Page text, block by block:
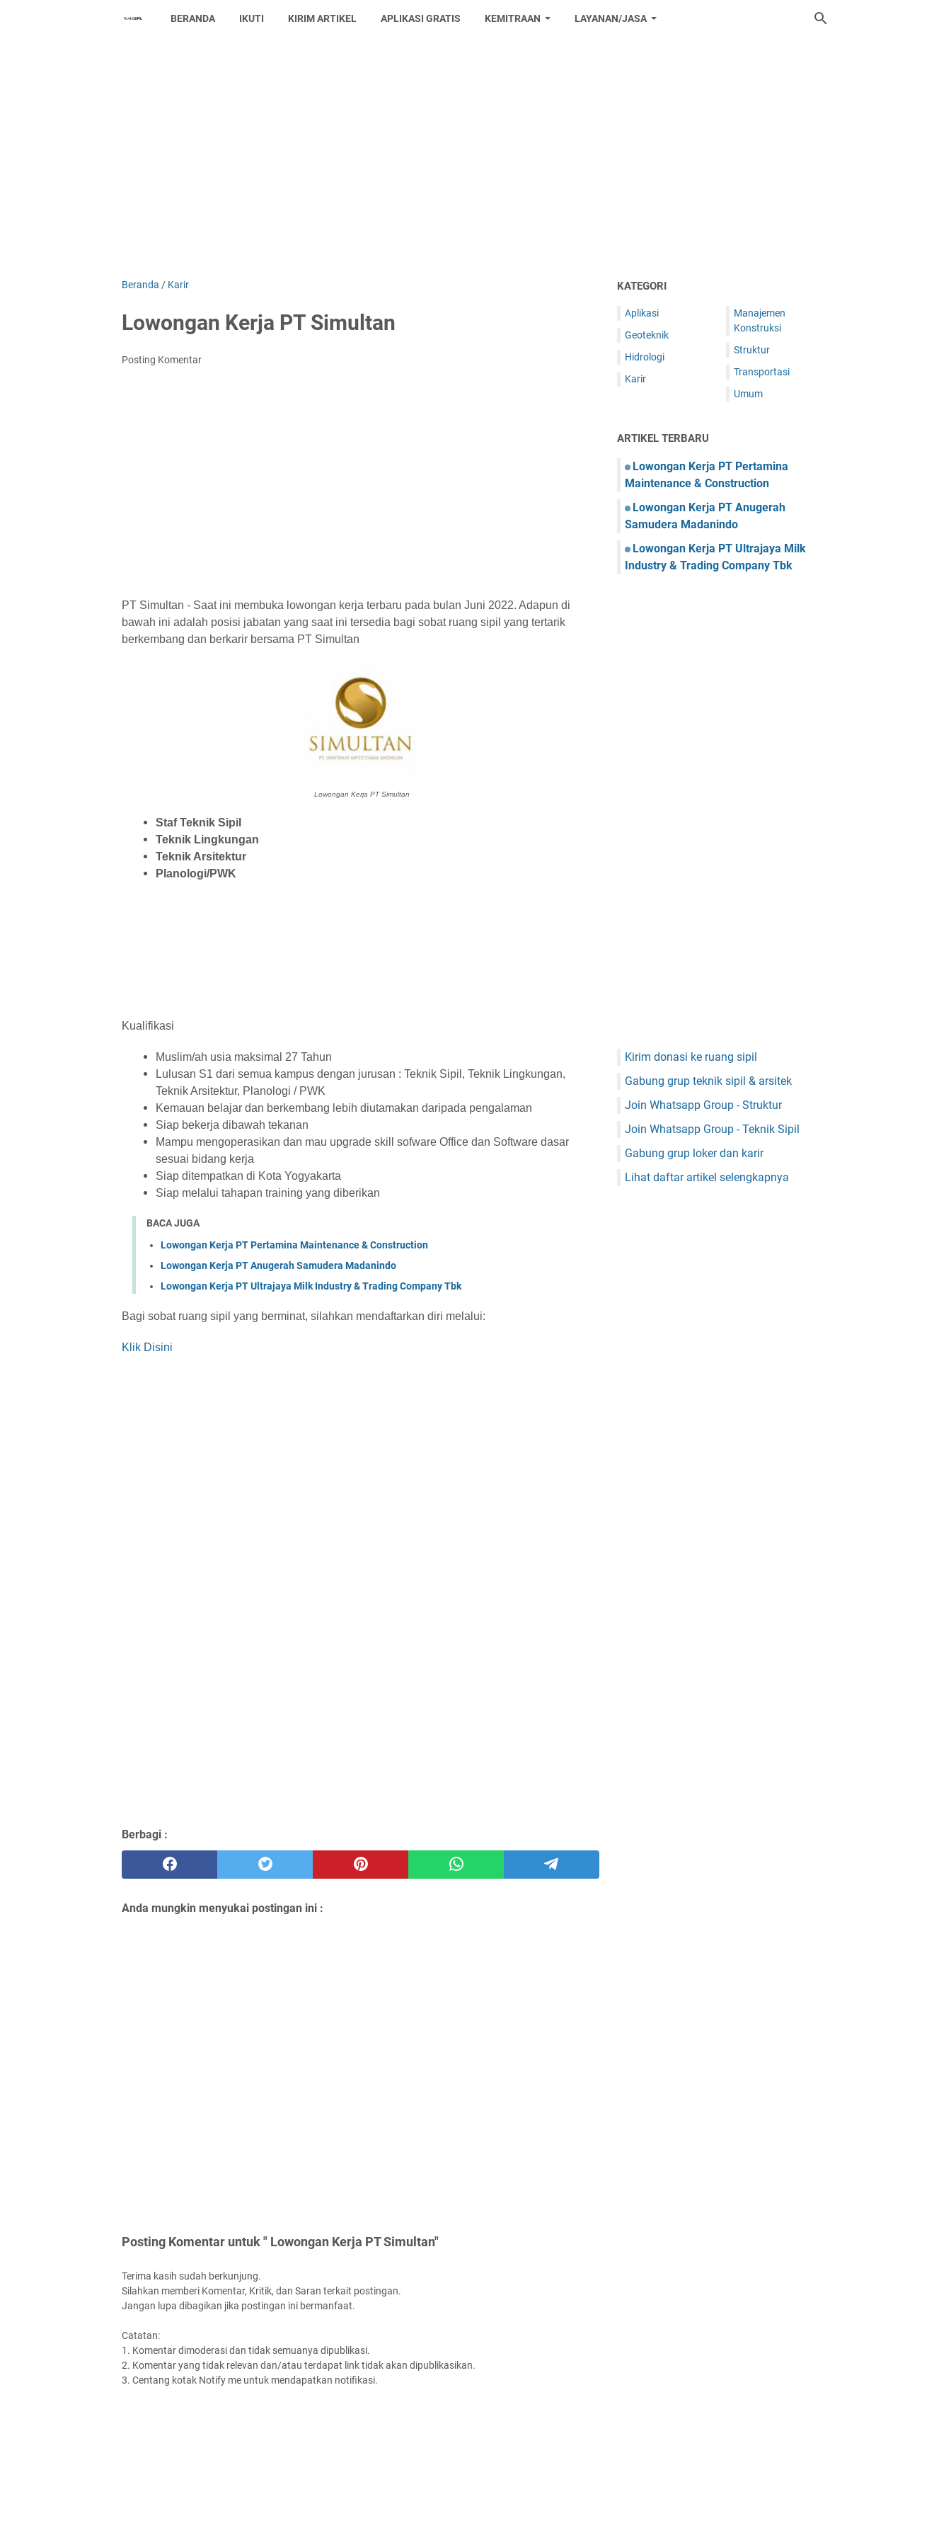
BERANDA IKUTI KIRIM ARTIKEL APLIKASI GRATIS KEMITRAAN LAYANAN/JASA
Beranda / Karir
Lowongan Kerja PT Simultan
Posting Komentar
PT Simultan - Saat ini membuka lowongan kerja terbaru pada bulan Juni 2022. Adapun di
bawah ini adalah posisi jabatan yang saat ini tersedia bagi sobat ruang sipil yang tertarik
berkembang dan berkarir bersama PT Simultan
Lowongan Kerja PT Simultan
Staf Teknik Sipil
Teknik Lingkungan
Teknik Arsitektur
Planologi/PWK
Kualifikasi
Muslim/ah usia maksimal 27 Tahun
Lulusan S1 dari semua kampus dengan jurusan : Teknik Sipil, Teknik Lingkungan,
Teknik Arsitektur, Planologi / PWK
Kemauan belajar dan berkembang lebih diutamakan daripada pengalaman
Siap bekerja dibawah tekanan
Mampu mengoperasikan dan mau upgrade skill sofware Office dan Software dasar
sesuai bidang kerja
Siap ditempatkan di Kota Yogyakarta
Siap melalui tahapan training yang diberikan
BACA JUGA
Lowongan Kerja PT Pertamina Maintenance & Construction
Lowongan Kerja PT Anugerah Samudera Madanindo
Lowongan Kerja PT Ultrajaya Milk Industry & Trading Company Tbk
Bagi sobat ruang sipil yang berminat, silahkan mendaftarkan diri melalui:
Klik Disini
Berbagi :
Anda mungkin menyukai postingan ini :
Posting Komentar untuk " Lowongan Kerja PT Simultan"
Terima kasih sudah berkunjung.
Silahkan memberi Komentar, Kritik, dan Saran terkait postingan.
Jangan lupa dibagikan jika postingan ini bermanfaat.
Catatan:
1. Komentar dimoderasi dan tidak semuanya dipublikasi.
2. Komentar yang tidak relevan dan/atau terdapat link tidak akan dipublikasikan.
3. Centang kotak Notify me untuk mendapatkan notifikasi.
KATEGORI
Aplikasi
Geoteknik
Hidrologi
Karir
Manajemen
Konstruksi
Struktur
Transportasi
Umum
ARTIKEL TERBARU
Lowongan Kerja PT Pertamina
Maintenance & Construction
Lowongan Kerja PT Anugerah
Samudera Madanindo
Lowongan Kerja PT Ultrajaya Milk
Industry & Trading Company Tbk
Kirim donasi ke ruang sipil
Gabung grup teknik sipil & arsitek
Join Whatsapp Group - Struktur
Join Whatsapp Group - Teknik Sipil
Gabung grup loker dan karir
Lihat daftar artikel selengkapnya